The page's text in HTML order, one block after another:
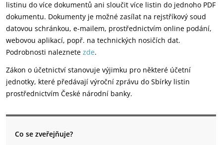
listinu do více dokumentů ani sloučit více listin do jednoho PDF
dokumentu. Dokumenty je možné zasílat na rejstříkový soud
datovou schránkou, e-mailem, prostřednictvím online podání,
webovou aplikací, popř. na technických nosičích dat.
Podrobnosti naleznete zde.
Zákon o účetnictví stanovuje výjimku pro některé účetní
jednotky, které předávají výroční zprávu do Sbírky listin
prostřednictvím České národní banky.
Co se zveřejňuje?